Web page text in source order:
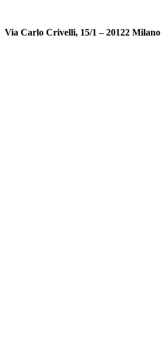
Via Carlo Crivelli, 15/1 – 20122 Milano